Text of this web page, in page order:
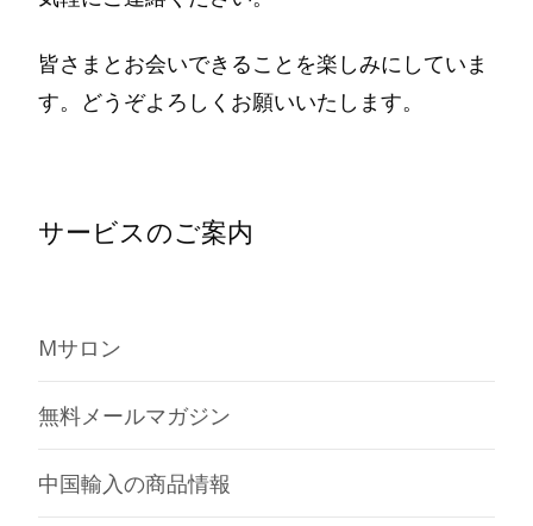
皆さまとお会いできることを楽しみにしていま
す。どうぞよろしくお願いいたします。
サービスのご案内
Mサロン
無料メールマガジン
中国輸入の商品情報